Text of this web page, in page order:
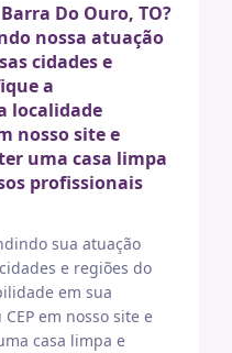
Do Ouro, TO?
nossa atuação
cidades e
a
localidade
nosso site e
uma casa limpa
profissionais
sua atuação
e regiões do
em sua
em nosso site e
casa limpa e